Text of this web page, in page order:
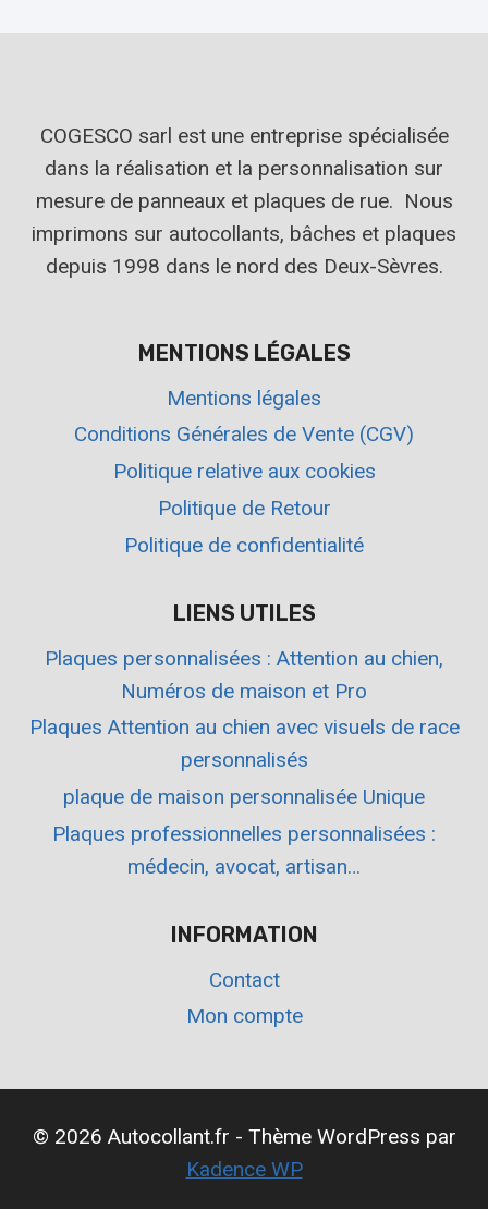
COGESCO sarl est une entreprise spécialisée
dans la réalisation et la personnalisation sur
mesure de panneaux et plaques de rue. Nous
imprimons sur autocollants, bâches et plaques
depuis 1998 dans le nord des Deux-Sèvres.
MENTIONS LÉGALES
Mentions légales
Conditions Générales de Vente (CGV)
Politique relative aux cookies
Politique de Retour
Politique de confidentialité
LIENS UTILES
Plaques personnalisées : Attention au chien,
Numéros de maison et Pro
Plaques Attention au chien avec visuels de race
personnalisés
plaque de maison personnalisée Unique
Plaques professionnelles personnalisées :
médecin, avocat, artisan…
INFORMATION
Contact
Mon compte
© 2026 Autocollant.fr - Thème WordPress par
Kadence WP